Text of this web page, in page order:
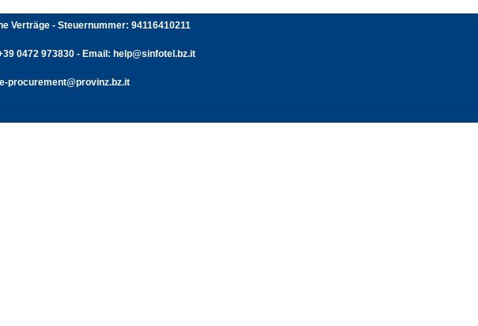
Verträge - Steuernummer: 94116410211
0472 973830 - Email: help@sinfotel.bz.it
procurement@provinz.bz.it